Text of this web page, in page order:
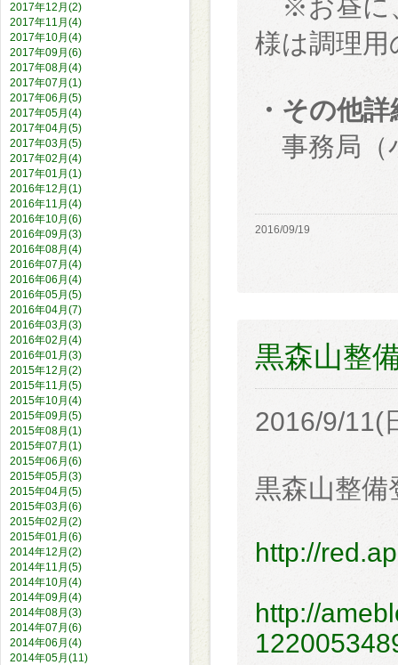
2017年12月(2)
2017年11月(4)
2017年10月(4)
2017年09月(6)
2017年08月(4)
2017年07月(1)
2017年06月(5)
2017年05月(4)
2017年04月(5)
2017年03月(5)
2017年02月(4)
2017年01月(1)
2016年12月(1)
2016年11月(4)
2016年10月(6)
2016年09月(3)
2016年08月(4)
2016年07月(4)
2016年06月(4)
2016年05月(5)
2016年04月(7)
2016年03月(3)
2016年02月(4)
2016年01月(3)
2015年12月(2)
2015年11月(5)
2015年10月(4)
2015年09月(5)
2015年08月(1)
2015年07月(1)
2015年06月(6)
2015年05月(3)
2015年04月(5)
2015年03月(6)
2015年02月(2)
2015年01月(6)
2014年12月(2)
2014年11月(5)
2014年10月(4)
2014年09月(4)
2014年08月(3)
2014年07月(6)
2014年06月(4)
2014年05月(11)
※お昼に
様は調理
・その他
事務局（
2016/09/19
黒森山整
2016/9/11(
黒森山整
http://
http://